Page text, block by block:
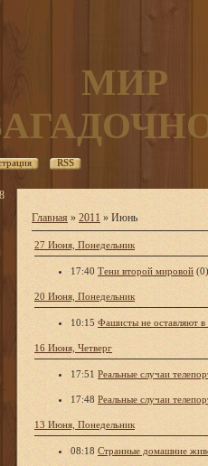
МИР
RSS
Главная » 2011 » Июнь
27 Июня, Понедельник
17:40 Тени второй мировой (0)
20 Июня, Понедельник
10:15 Фашисты не оставляют
16 Июня, Четверг
17:51 Реальные случаи
17:48 Реальные случаи
13 Июня, Понедельник
08:18 Странные домашние